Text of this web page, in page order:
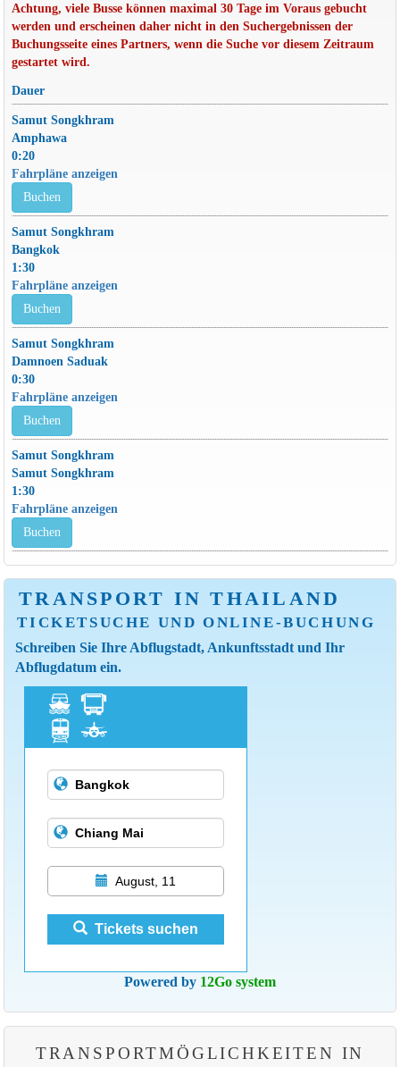
Achtung, viele Busse können maximal 30 Tage im Voraus gebucht
werden und erscheinen daher nicht in den Suchergebnissen der
Buchungsseite eines Partners, wenn die Suche vor diesem Zeitraum
gestartet wird.
Dauer
Samut Songkhram
Amphawa
0:20
Fahrpläne anzeigen
Buchen
Samut Songkhram
Bangkok
1:30
Fahrpläne anzeigen
Buchen
Samut Songkhram
Damnoen Saduak
0:30
Fahrpläne anzeigen
Buchen
Samut Songkhram
Samut Songkhram
1:30
Fahrpläne anzeigen
Buchen
TRANSPORT IN THAILAND
TICKETSUCHE UND ONLINE-BUCHUNG
Schreiben Sie Ihre Abflugstadt, Ankunftsstadt und Ihr
Abflugdatum ein.
Öffentliche
Transportmittel in Asien
August, 11
Tickets suchen
Powered by 12Go system
TRANSPORTMÖGLICHKEITEN IN